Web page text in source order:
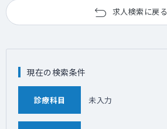
求人検索に戻る
現在の検索条件
診療科目 未入力